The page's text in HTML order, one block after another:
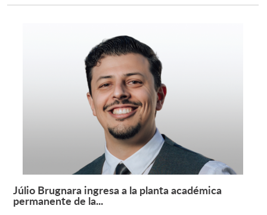
Leer más +
Júlio Brugnara ingresa a la planta académica
permanente de la...